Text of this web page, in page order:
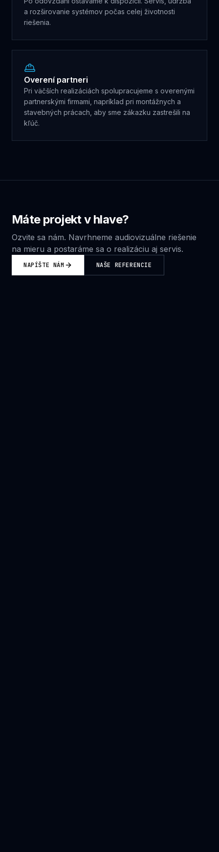
a rozširovanie systémov počas celej životnosti
riešenia.
Overení partneri
Pri väčších realizáciách spolupracujeme s overenými
partnerskými firmami, napríklad pri montážnych a
stavebných prácach, aby sme zákazku zastrešili na
kľúč.
Máte projekt v hlave?
Ozvite sa nám. Navrhneme audiovizuálne riešenie
na mieru a postaráme sa o realizáciu aj servis.
NAPÍŠTE NÁM NAŠE REFERENCIE